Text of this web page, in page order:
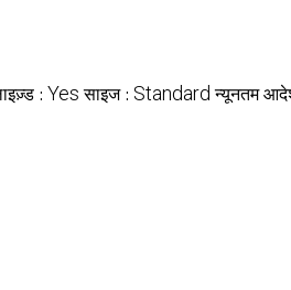
: Yes साइज : Standard न्यूनतम